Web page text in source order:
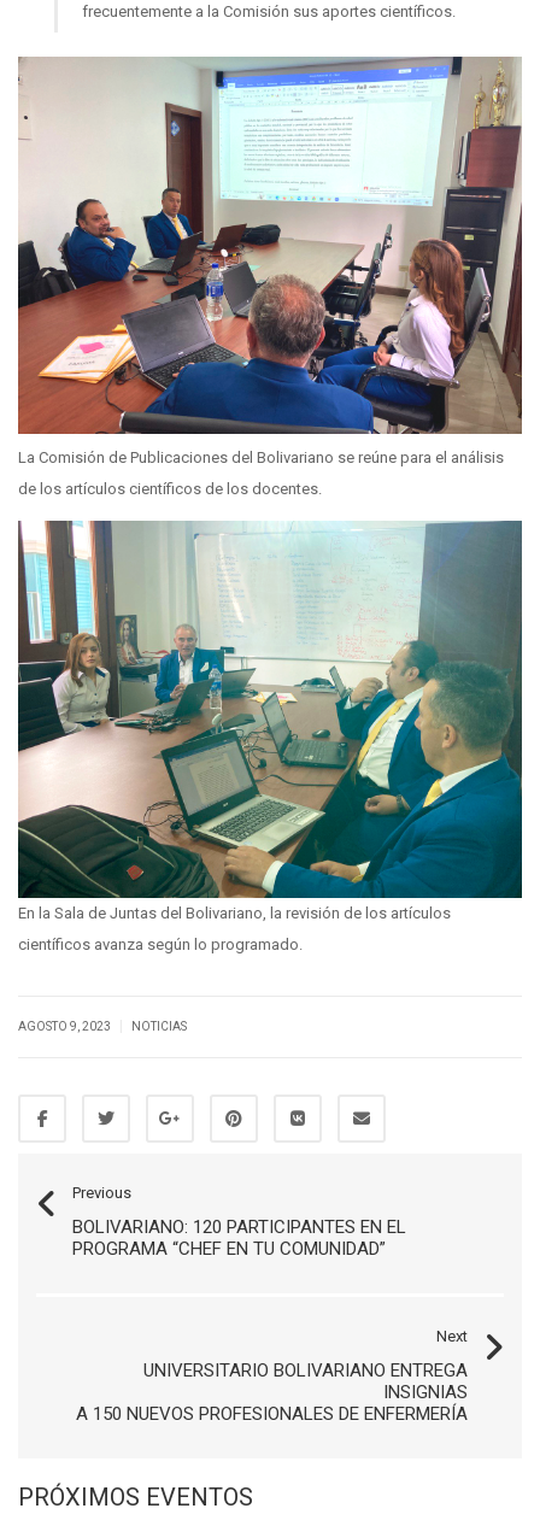
frecuentemente a la Comisión sus aportes científicos.
La Comisión de Publicaciones del Bolivariano se reúne para el análisis
de los artículos científicos de los docentes.
En la Sala de Juntas del Bolivariano, la revisión de los artículos
científicos avanza según lo programado.
AGOSTO 9, 2023 NOTICIAS
Previous
BOLIVARIANO: 120 PARTICIPANTES EN EL
PROGRAMA “CHEF EN TU COMUNIDAD”
Next
UNIVERSITARIO BOLIVARIANO ENTREGA
INSIGNIAS
A 150 NUEVOS PROFESIONALES DE ENFERMERÍA
PRÓXIMOS EVENTOS